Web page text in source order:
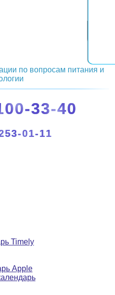
по вопросам питания и
33-40
01-11
Timely
Apple